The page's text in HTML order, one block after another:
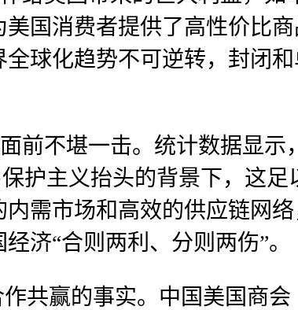
国消费者提供了高性价比
球化趋势不可逆转，封闭
前不堪一击。统计数据显示
护主义抬头的背景下，这足
需市场和高效的供应链网
济“合则两利、分则两伤”。
共赢的事实。中国美国商